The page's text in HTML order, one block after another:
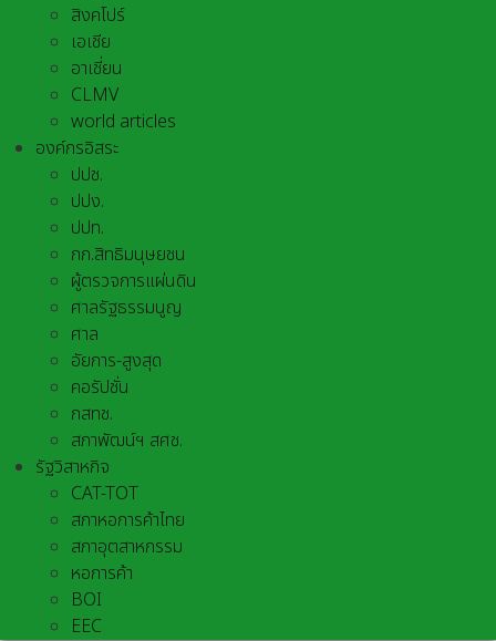
สิงคโปร์
เอเชีย
อาเชี่ยน
CLMV
world articles
องค์กรอิสระ
ปปช.
ปปง.
ปปท.
กก.สิทธิมนุษยชน
ผู้ตรวจการแผ่นดิน
ศาลรัฐธรรมนูญ
ศาล
อัยการ-สูงสุด
คอรัปชั่น
กสทช.
สภาพัฒน์ฯ สศช.
รัฐวิสาหกิจ
CAT-TOT
สภาหอการค้าไทย
สภาอุตสาหกรรม
หอการค้า
BOI
EEC